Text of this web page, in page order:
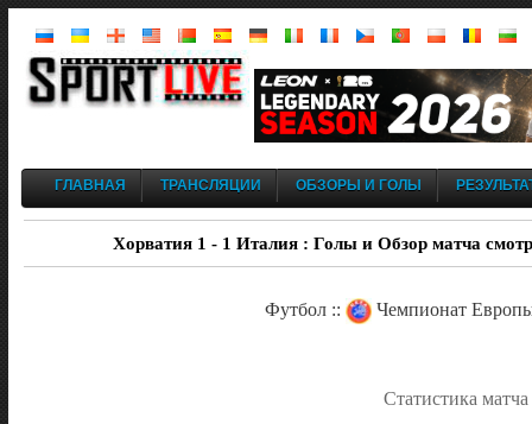
ГЛАВНАЯ ТРАНСЛЯЦИИ ОБЗОРЫ И ГОЛЫ
Хорватия 1 - 1 Италия : Голы и Обзор матча
Футбол :: Чемпионат
Статистика матча